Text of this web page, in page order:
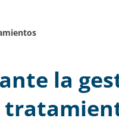
la